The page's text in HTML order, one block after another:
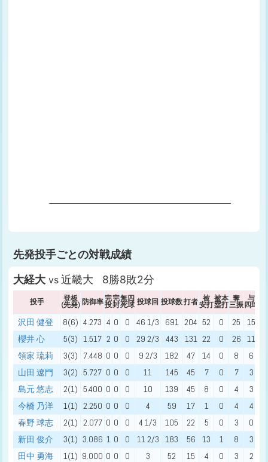
先発投手ごとの対戦成績
大経大 vs 近畿大 8勝8敗2分
投手 登板
(先発) 防御率完
投
完
封
無四
死球 投球回 投球数打者 被
安打
被本
塁打
奪
三振
与
四球
沢田 健登 8(6) 4.273 4 0 0 46 1/3 691 204 52 0 25 15
櫻井 心
5(3) 1.517 2 0 0 29 2/3 443 131 22 0 26 11
領家 琉莉
3(3) 7.448 0 0 0 9 2/3 182 47 14 0 8 6
山田 遼門
3(2) 5.727 0 0 0 11 145 45 7 0 7 3
島元 悠志
2(1) 5.400 0 0 0 10 139 45 8 0 4 3
今橋 乃洋
1(1) 2.250 0 0 0 4 59 17 1 0 4 4
春野 球志
2(1) 2.077 0 0 0 4 1/3 105 22 5 0 3 0
新田 俊介
3(1) 3.086 1 0 0 11 2/3 183 56 13 1 8 3
田中 勇海
1(1) 9.000 0 0 0 3 52 15 4 0 3 2